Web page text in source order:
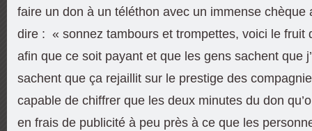
faire un don à un téléthon avec un immense chèque
dire : « sonnez tambours et trompettes, voici le fruit
afin que ce soit payant et que les gens sachent que
sachent que ça rejaillit sur le prestige des
capable de chiffrer que les deux minutes du don
en frais de publicité à peu près à ce que les